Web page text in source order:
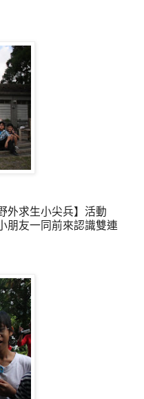
外求生小尖兵】活動
朋友一同前來認識雙連